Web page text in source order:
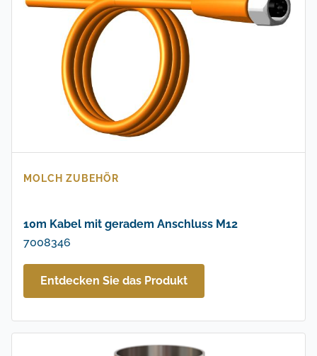
MOLCH ZUBEHÖR
10m Kabel mit geradem Anschluss M12
7008346
Entdecken Sie das Produkt